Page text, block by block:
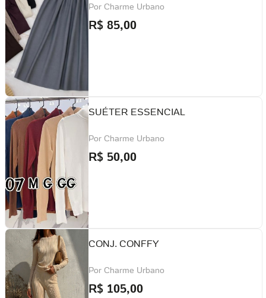
Por Charme Urbano
R$ 85,00
SUÉTER ESSENCIAL
Por Charme Urbano
R$ 50,00
CONJ. CONFFY
Por Charme Urbano
R$ 105,00